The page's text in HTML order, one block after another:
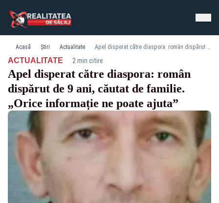
Acasă Știri Actualitate Apel disperat către diaspora: român dispărut de 9 ani, căutat de familie. „Orice informație ne poate ajuta”
ACTUALITATE· 2 min citire
Apel disperat către diaspora: român
dispărut de 9 ani, căutat de familie.
„Orice informație ne poate ajuta”